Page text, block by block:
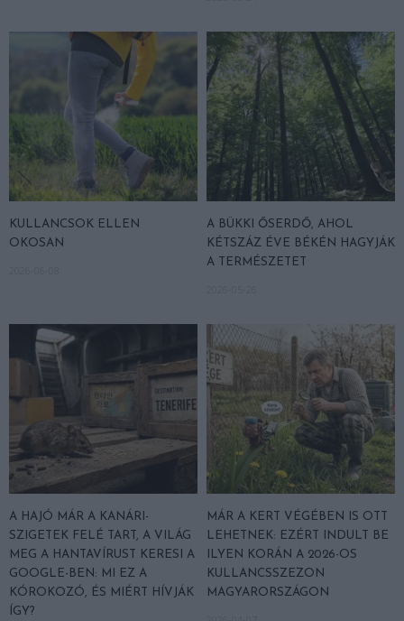
KULLANCSOK ELLEN
OKOSAN
A BÜKKI ŐSERDŐ, AHOL
KÉTSZÁZ ÉVE BÉKÉN HAGYJÁK
A TERMÉSZETET
A HAJÓ MÁR A KANÁRI-
SZIGETEK FELÉ TART, A VILÁG
MEG A HANTAVÍRUST KERESI A
GOOGLE-BEN: MI EZ A
KÓROKOZÓ, ÉS MIÉRT HÍVJÁK
ÍGY?
MÁR A KERT VÉGÉBEN IS OTT
LEHETNEK: EZÉRT INDULT BE
ILYEN KORÁN A 2026-OS
KULLANCSSZEZON
MAGYARORSZÁGON